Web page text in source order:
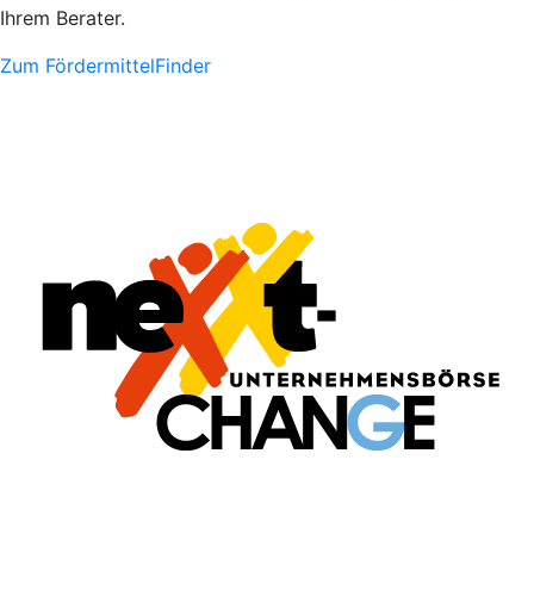
Ihrem Berater.
Zum FördermittelFinder